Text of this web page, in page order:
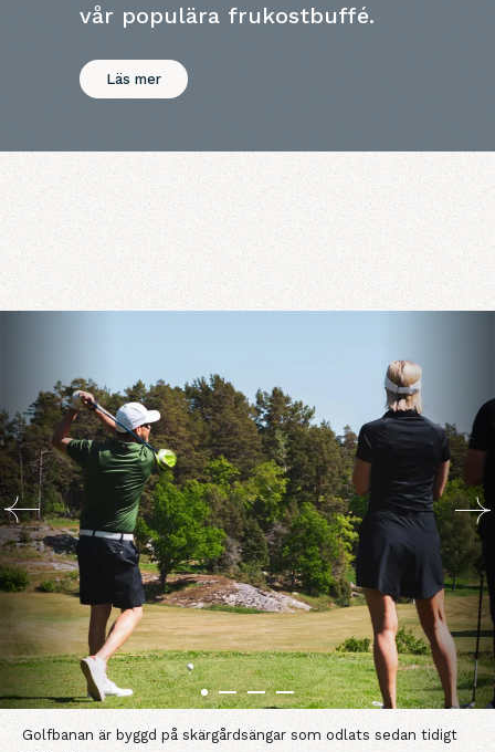
vår populära frukostbuffé.
Läs mer
Golfbanan är byggd på skärgårdsängar som odlats sedan tidigt